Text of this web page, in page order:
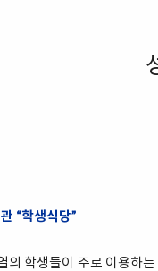
“학생식당”
의 학생들이 주로 이용하